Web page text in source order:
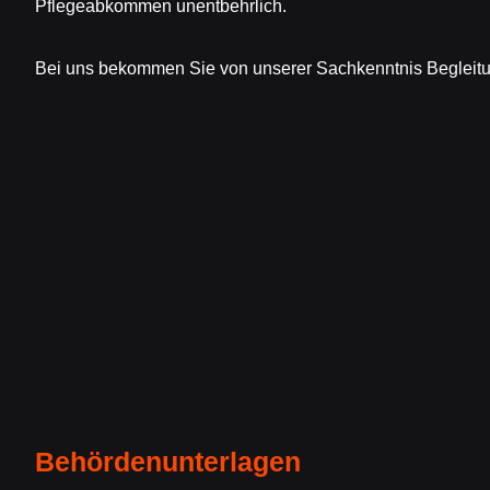
Pflegeabkommen unentbehrlich.
Bei uns bekommen Sie von unserer Sachkenntnis
Behördenunterlagen